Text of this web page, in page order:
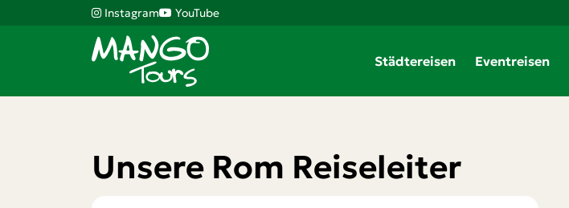
Instagram YouTube
Städtereisen Eventreisen
Unsere Rom Reiseleiter